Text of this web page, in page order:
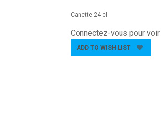
Canette 24 cl
Connectez-vous pour
ADD TO WISH LIST